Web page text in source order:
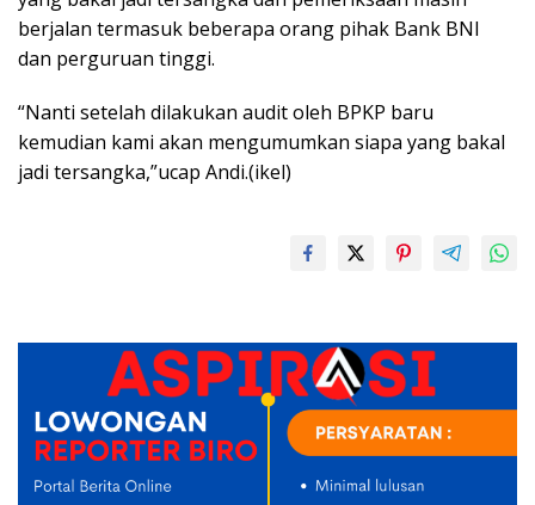
berjalan termasuk beberapa orang pihak Bank BNI
dan perguruan tinggi.
“Nanti setelah dilakukan audit oleh BPKP baru
kemudian kami akan mengumumkan siapa yang bakal
jadi tersangka,”ucap Andi.(ikel)